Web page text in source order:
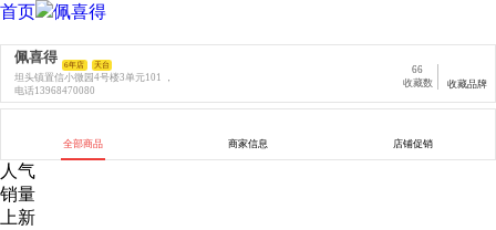
首页 佩喜得
佩喜得 6年店 天台
坦头镇置信小微园4号楼3单元101 ，
电话13968470080
收藏品牌
66
收藏数
全部商品 商家信息 店铺促销
人气
销量
上新